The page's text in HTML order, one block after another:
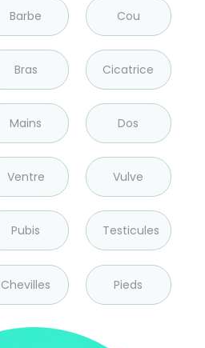
Barbe Cou
Bras Cicatrice
Mains Dos
Ventre Vulve
Pubis Testicules
Chevilles Pieds